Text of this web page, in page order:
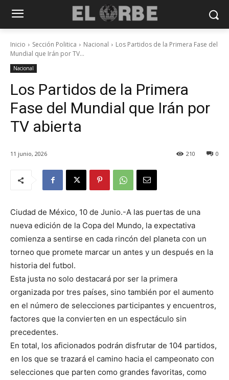
Inicio Sección Politica Nacional
Los Partidos de la Primera Fase del
Mundial que Irán por TV...
Nacional
Los Partidos de la Primera
Fase del Mundial que Irán por
TV abierta
11 junio, 2026 0
210
Ciudad de México, 10 de Junio.-A las puertas de una
nueva edición de la Copa del Mundo, la expectativa
comienza a sentirse en cada rincón del planeta con un
torneo que promete marcar un antes y un después en la
historia del futbol.
Esta justa no solo destacará por ser la primera
organizada por tres países, sino también por el aumento
en el número de selecciones participantes y encuentros,
factores que la convierten en un espectáculo sin
precedentes.
En total, los aficionados podrán disfrutar de 104 partidos,
en los que se trazará el camino hacia el campeonato con
selecciones que parten como grandes favoritas, como